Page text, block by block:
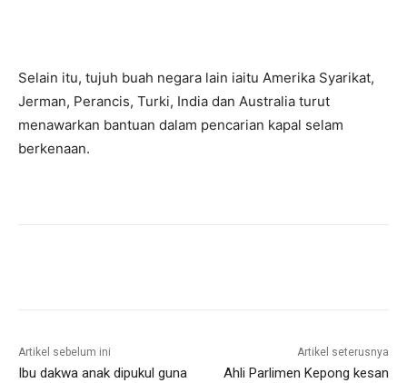
Selain itu, tujuh buah negara lain iaitu Amerika Syarikat,
Jerman, Perancis, Turki, India dan Australia turut
menawarkan bantuan dalam pencarian kapal selam
berkenaan.
Artikel sebelum ini
Ibu dakwa anak dipukul guna
Artikel seterusnya
Ahli Parlimen Kepong kesan